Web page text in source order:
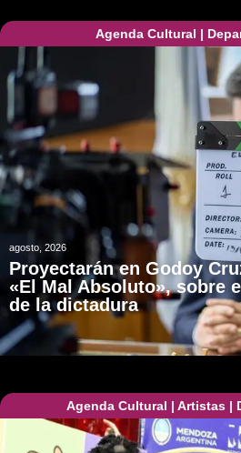
Agenda Cultural |
agosto, 2026
Proyectarán en Godoy
«El Mal Absoluto», sobre
de la dictadura
Agenda Cultural | Artistas |